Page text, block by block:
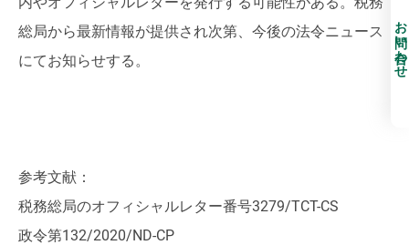
総局から最新情報が提供され次第、今後の法令ニュース
にてお知らせする。
参考文献：
税務総局のオフィシャルレター番号3279/TCT-CS
政令第132/2020/ND-CP
お問い合わせ